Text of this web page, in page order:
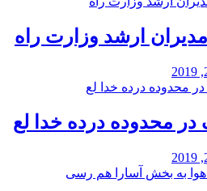
مدیران ارشد وزارت راه
محدوده درده خدا لع